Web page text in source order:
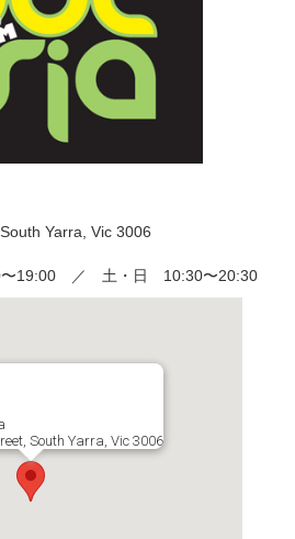
Yarra, Vic 3006
〜19:00 ／ 土・日 10:30〜20:30
South Yarra, Vic 3006